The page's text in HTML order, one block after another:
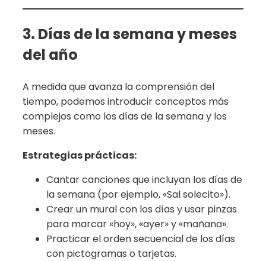
3. Días de la semana y meses
del año
A medida que avanza la comprensión del
tiempo, podemos introducir conceptos más
complejos como los días de la semana y los
meses.
Estrategias prácticas:
Cantar canciones que incluyan los días de
la semana (por ejemplo, «Sal solecito»).
Crear un mural con los días y usar pinzas
para marcar «hoy», «ayer» y «mañana».
Practicar el orden secuencial de los días
con pictogramas o tarjetas.